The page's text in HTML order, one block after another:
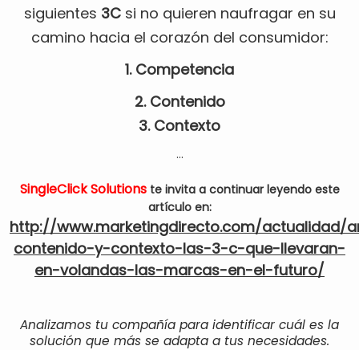
siguientes 3Csi no quieren naufragar en su
camino hacia el corazón del consumidor:
1. Competencia
2. Contenido
3. Contexto
...
SingleClick Solutionste invita a continuar leyendo este
artículo en:
http://www.marketingdirecto.com/actualidad/
contenido-y-contexto-las-3-c-que-llevaran-
en-volandas-las-marcas-en-el-futuro/
Analizamos tu compañía para identificar cuál es la
solución que más se adapta a tus necesidades.